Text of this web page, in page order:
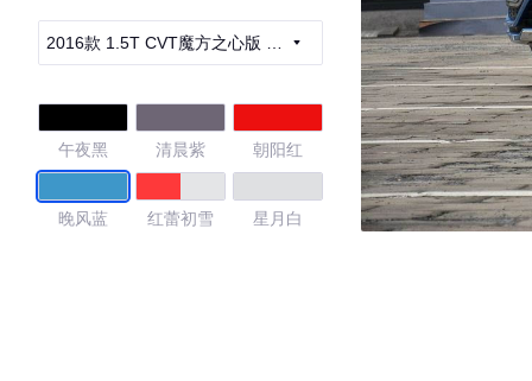
2016款 1.5T CVT魔方之心版 国
午夜黑 清晨紫 朝阳红
晚风蓝 红蕾初雪 星月白